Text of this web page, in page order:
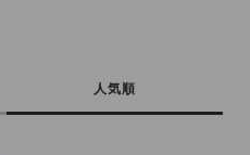
人気順